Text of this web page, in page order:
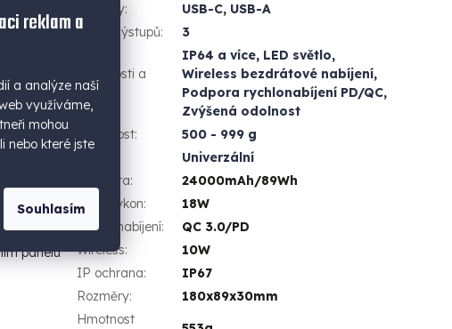
reklam a
a analýze naší
využíváme,
mohou
nebo které jste
Souhlasím
v
panelu
Výstupy: USB-C, USB-A
Počet výstupů: 3
Vlastnosti a
funkce
IP64 a více, LED světlo,
Wireless bezdrátové nabíjení,
Podpora rychlonabíjení PD/QC,
Zvýšená odolnost
Hmotnost:
500 - 999 g
Univerzální
Kapacita:
24000mAh/89Wh
Max. výkon:
18W
Rychlonabíjení:
QC 3.0/PD
Wireless:
10W
IP ochrana:
IP67
Rozměry:
180x89x30mm
Hmotnost